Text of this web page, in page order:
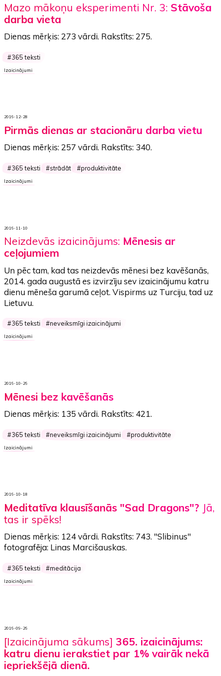
Mazo mākoņu eksperimenti Nr. 3: Stāvoša
darba vieta
Dienas mērķis:273 vārdi. Rakstīts:275.
365 teksti
Izaicinājumi
2016-12-28
Pirmās dienas ar stacionāru darba vietu
Dienas mērķis:257 vārdi. Rakstīts: 340.
365 teksti strādāt produktivitāte
Izaicinājumi
2016-11-10
Neizdevās izaicinājums: Mēnesis ar
ceļojumiem
Un pēc tam, kad tas neizdevās mēnesi bez kavēšanās,
2014. gada augustā es izvirzīju sev izaicinājumu katru
dienu mēneša garumā ceļot. Vispirms uz Turciju, tad uz
Lietuvu.
365 teksti neveiksmīgi izaicinājumi
Izaicinājumi
2016-10-26
Mēnesi bez kavēšanās
Dienas mērķis: 135 vārdi. Rakstīts: 421.
365 teksti neveiksmīgi izaicinājumi produktivitāte
Izaicinājumi
2016-10-18
Meditatīva klausīšanās "Sad Dragons"? Jā,
tas ir spēks!
Dienas mērķis: 124 vārdi. Rakstīts: 743. "Slibinus"
fotografēja: Linas Marcišauskas.
365 teksti meditācija
Izaicinājumi
2016-09-26
[Izaicinājuma sākums] 365. izaicinājums:
katru dienu ierakstiet par 1% vairāk nekā
iepriekšējā dienā.